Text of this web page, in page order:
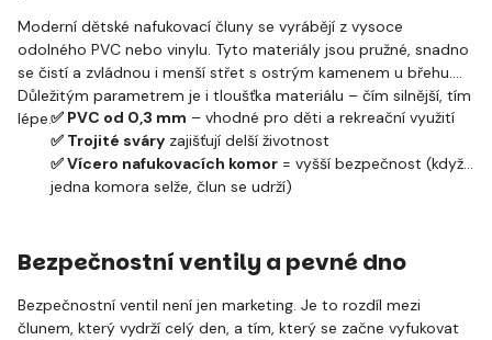
Moderní dětské nafukovací čluny se vyrábějí z vysoce
odolného PVC nebo vinylu. Tyto materiály jsou pružné, snadno
se čistí a zvládnou i menší střet s ostrým kamenem u břehu.
Důležitým parametrem je i tloušťka materiálu – čím silnější, tím
lépe.✅ PVC od 0,3 mm – vhodné pro děti a rekreační využití
✅ Trojité sváry zajišťují delší životnost
✅ Vícero nafukovacích komor = vyšší bezpečnost (když
jedna komora selže, člun se udrží)
Bezpečnostní ventily a pevné dno
Bezpečnostní ventil není jen marketing. Je to rozdíl mezi
člunem, který vydrží celý den, a tím, který se začne vyfukovat